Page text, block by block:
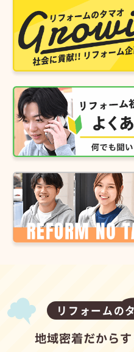
リフォームの
地域密着だから